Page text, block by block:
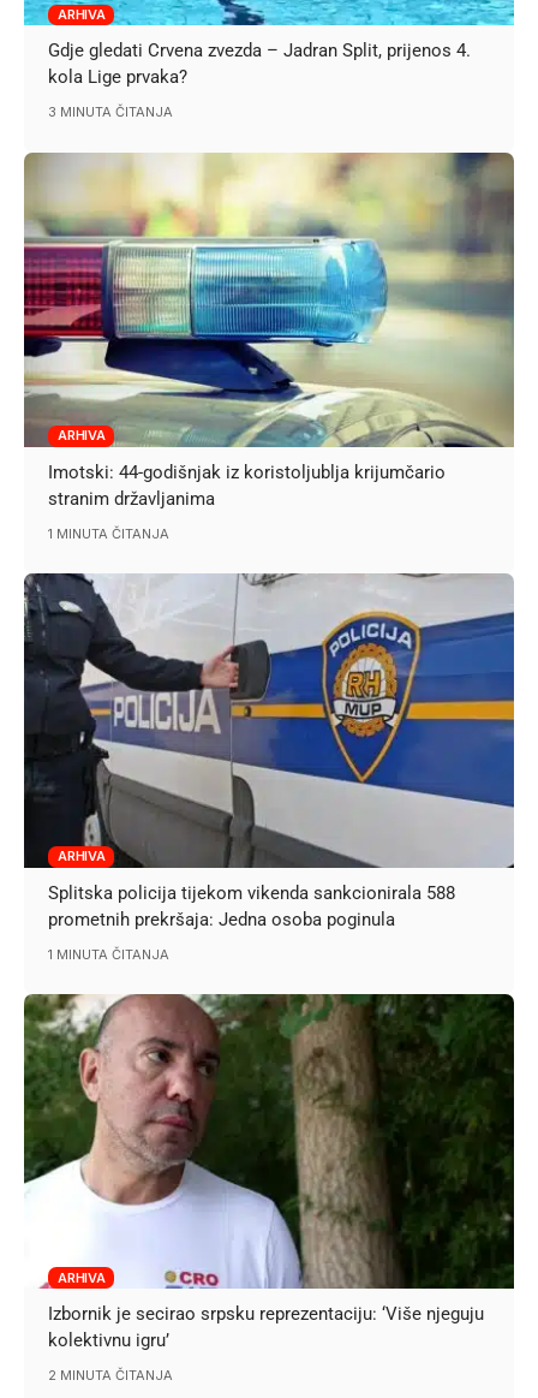
ARHIVA
Gdje gledati Crvena zvezda – Jadran Split, prijenos 4.
kola Lige prvaka?
3 MINUTA ČITANJA
ARHIVA
Imotski: 44-godišnjak iz koristoljublja krijumčario
stranim državljanima
1 MINUTA ČITANJA
ARHIVA
Splitska policija tijekom vikenda sankcionirala 588
prometnih prekršaja: Jedna osoba poginula
1 MINUTA ČITANJA
ARHIVA
Izbornik je secirao srpsku reprezentaciju: ‘Više njeguju
kolektivnu igru’
2 MINUTA ČITANJA